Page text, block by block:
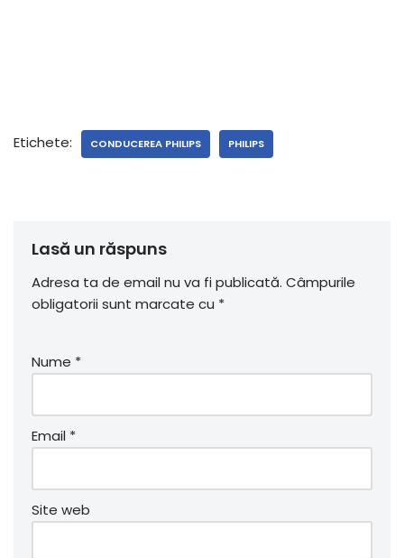
Etichete: CONDUCEREA PHILIPS PHILIPS
Lasă un răspuns
Adresa ta de email nu va fi publicată. Câmpurile
obligatorii sunt marcate cu *
Nume *
Email *
Site web